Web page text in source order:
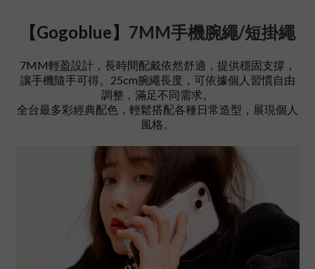
【Gogoblue】 7MM手機腕繩/短掛繩
7MM輕盈設計，長時間配戴依然舒適，提供穩固支撐，
讓手機隨手可得。25cm腕繩長度，可依據個人習慣自由
調整，滿足不同需求。
全台最多彩經典配色，輕鬆搭配各種日常造型，展現個人
風格。